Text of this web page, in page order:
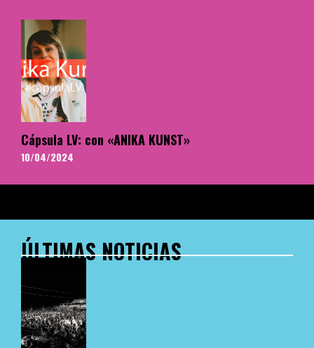
Cápsula LV: con «ANIKA KUNST»
10/04/2024
ÚLTIMAS NOTICIAS